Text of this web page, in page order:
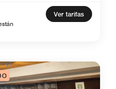
Ver tarifas